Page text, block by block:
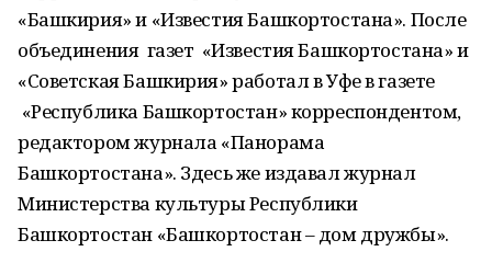
«Башкирия» и «Известия Башкортостана». После
объединения газет «Известия Башкортостана» и
«Советская Башкирия» работал в Уфе в газете
«Республика Башкортостан» корреспондентом,
редактором журнала «Панорама
Башкортостана». Здесь же издавал журнал
Министерства культуры Республики
Башкортостан «Башкортостан – дом дружбы».